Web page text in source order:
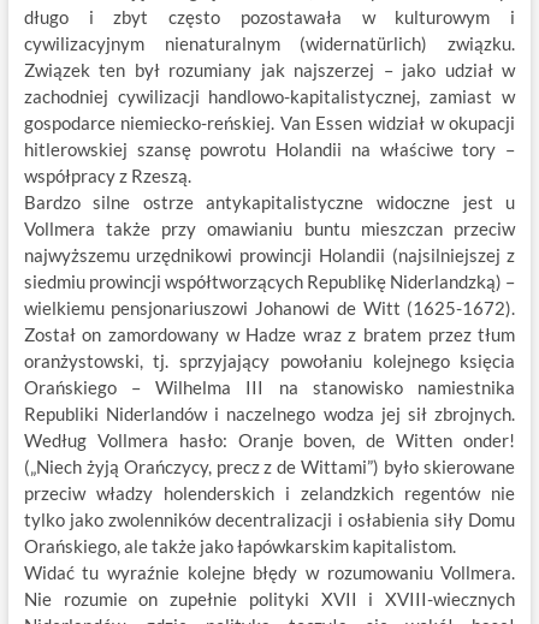
długo i zbyt często pozostawała w kulturowym i
cywilizacyjnym nienaturalnym (widernatürlich) związku.
Związek ten był rozumiany jak najszerzej – jako udział w
zachodniej cywilizacji handlowo-kapitalistycznej, zamiast w
gospodarce niemiecko-reńskiej. Van Essen widział w okupacji
hitlerowskiej szansę powrotu Holandii na właściwe tory –
współpracy z Rzeszą.
Bardzo silne ostrze antykapitalistyczne widoczne jest u
Vollmera także przy omawianiu buntu mieszczan przeciw
najwyższemu urzędnikowi prowincji Holandii (najsilniejszej z
siedmiu prowincji współtworzących Republikę Niderlandzką) –
wielkiemu pensjonariuszowi Johanowi de Witt (1625-1672).
Został on zamordowany w Hadze wraz z bratem przez tłum
oranżystowski, tj. sprzyjający powołaniu kolejnego księcia
Orańskiego – Wilhelma III na stanowisko namiestnika
Republiki Niderlandów i naczelnego wodza jej sił zbrojnych.
Według Vollmera hasło: Oranje boven, de Witten onder!
(„Niech żyją Orańczycy, precz z de Wittami”) było skierowane
przeciw władzy holenderskich i zelandzkich regentów nie
tylko jako zwolenników decentralizacji i osłabienia siły Domu
Orańskiego, ale także jako łapówkarskim kapitalistom.
Widać tu wyraźnie kolejne błędy w rozumowaniu Vollmera.
Nie rozumie on zupełnie polityki XVII i XVIII-wiecznych